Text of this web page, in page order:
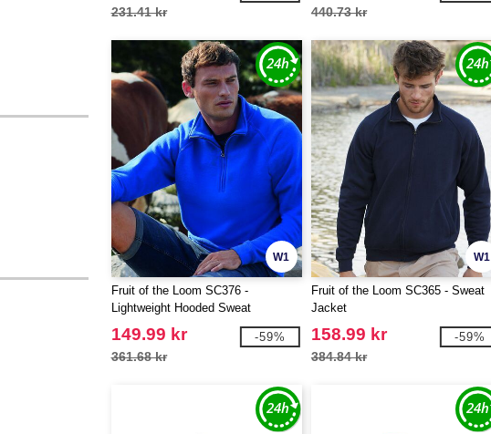
231.41 kr 440.73 kr
W1
Fruit of the Loom SC376 -
Lightweight Hooded Sweat
149.99 kr
361.68 kr
-59%
W1
Fruit of the Loom SC365 - Sweat
Jacket
158.99 kr
384.84 kr
-59%